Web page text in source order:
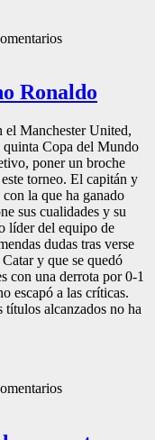
Ronaldo
el Manchester United,
quinta Copa del Mundo
poner un broche
torneo. El capitán y
la que ha ganado
sus cualidades y su
líder del equipo de
dudas tras verse
y que se quedó
con una derrota por 0-1
escapó a las críticas.
títulos alcanzados no ha